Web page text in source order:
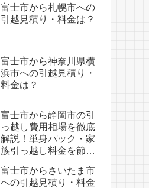
富士市から札幌市への
引越見積り・料金は？
富士市から神奈川県横
浜市への引越見積り・
料金は？
富士市から静岡市の引
っ越し費用相場を徹底
解説！単身パック・家
族引っ越し料金を節約
富士市からさいたま市
への引越見積り・料金